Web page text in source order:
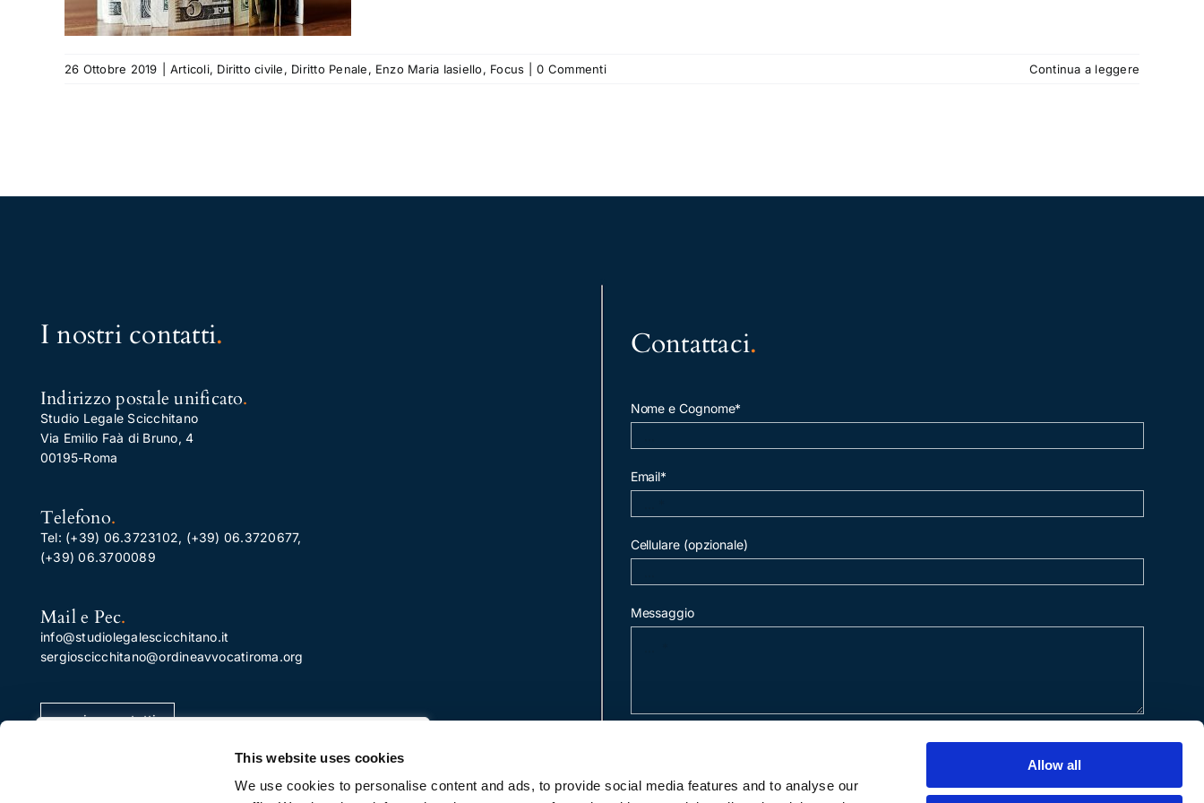
This website uses cookies
We use cookies to personalise content and ads, to provide social media features and to analyse our
Allow all
Utilizziamo i cookie per migliorare la tua esperienza di
navigazione, pubblicare annunci o contenuti
26 Ottobre 2019 Articoli, Diritto civile, Diritto Penale, Enzo Maria Iasiello, Focus 0 Commenti Continua a leggere
I nostri contatti.
Indirizzo postale unificato.
Studio Legale Scicchitano
Via Emilio Faà di Bruno, 4
00195-Roma
Telefono.
Tel: (+39) 06.3723102, (+39) 06.3720677,
(+39) 06.3700089
Mail e Pec.
info@studiolegalescicchitano.it
sergioscicchitano@ordineavvocatiroma.org
pagina contatti
Contattaci.
Nome e Cognome*
Email*
Cellulare (opzionale)
Messaggio